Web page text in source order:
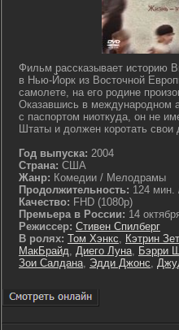
Фильм рассказывает историю
в Нью-Йорк из Восточной
самолете, на его родине
Оказавшись в международном
с паспортом ниоткуда, он не
Штаты и должен коротать свои
Год выпуска: 2004
Страна: США
Жанр: Комедии / Мелодрамы
Продолжительность: 124 мин.
Качество: FHD (1080p)
Премьера в России: 14
Режиссер: Стивен Спилберг
В ролях: Том Хэнкс, Кэтрин
МакБрайд, Диего Луна, Бэрри
Зои Салдана, Эдди Джонс,